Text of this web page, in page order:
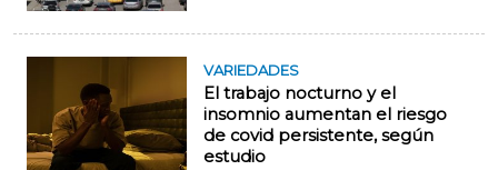
VARIEDADES
El trabajo nocturno y el
insomnio aumentan el riesgo
de covid persistente, según
estudio